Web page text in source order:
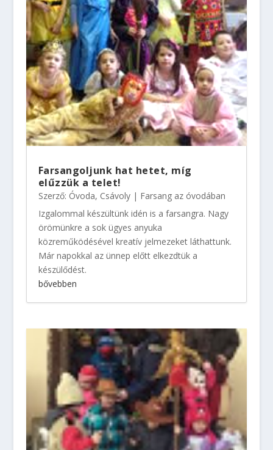
Farsangoljunk hat hetet, míg
elűzzük a telet!
Szerző: Óvoda, Csávoly| Farsang az óvodában
Izgalommal készültünk idén is a farsangra. Nagy
örömünkre a sok ügyes anyuka
közreműködésével kreatív jelmezeket láthattunk.
Már napokkal az ünnep előtt elkezdtük a
készülődést.
bővebben